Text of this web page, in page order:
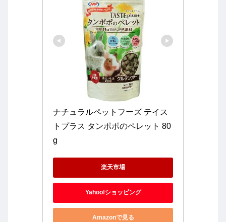
ナチュラルペットフーズ テイス
トプラス タンポポのペレット 80
g
楽天市場
Yahoo!ショッピング
Amazonで見る